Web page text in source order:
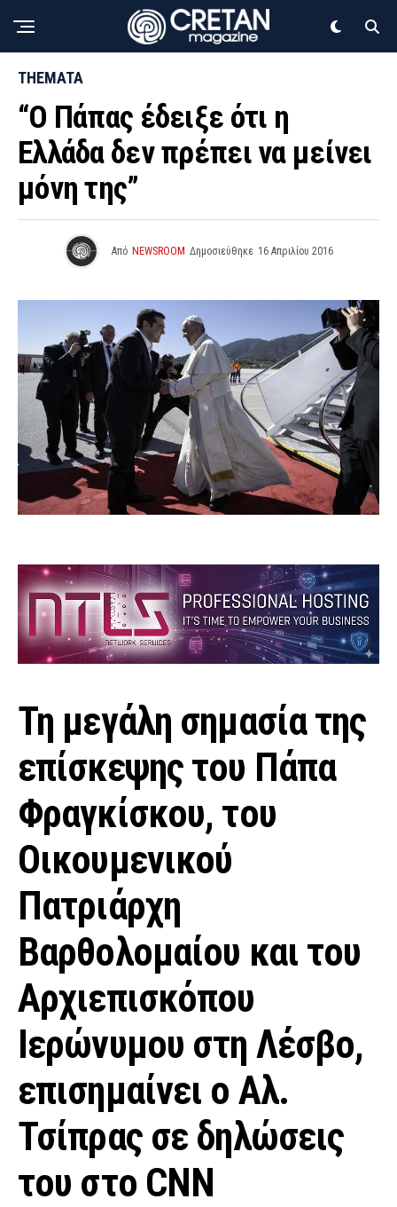
THEMATA
“Ο Πάπας έδειξε ότι η
Ελλάδα δεν πρέπει να μείνει
μόνη της”
Από NEWSROOM Δημοσιεύθηκε 16 Απριλίου 2016
Τη μεγάλη σημασία της
επίσκεψης του Πάπα
Φραγκίσκου, του
Οικουμενικού
Πατριάρχη
Βαρθολομαίου και του
Αρχιεπισκόπου
Ιερώνυμου στη Λέσβο,
επισημαίνει ο Αλ.
Τσίπρας σε δηλώσεις
του στο CNN